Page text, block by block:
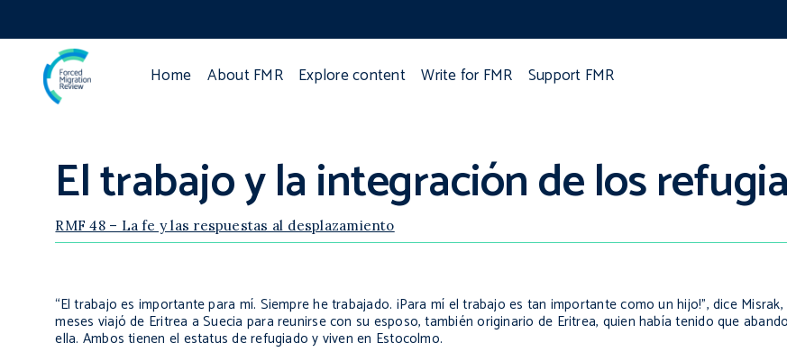
Home About FMR Explore content Write for FMR Support FMR
El trabajo y la integración de los
RMF 48 – La fe y las respuestas al desplazamiento
“El trabajo es importante para mí. Siempre he trabajado. ¡Para mí el trabajo es tan importante como un hijo!”, dice
meses viajó de Eritrea a Suecia para reunirse con su esposo, también originario de Eritrea, quien había tenido que
ella. Ambos tienen el estatus de refugiado y viven en Estocolmo.